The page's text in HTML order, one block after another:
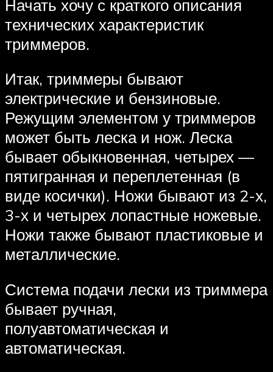
Начать хочу с краткого описания
технических характеристик
триммеров.
Итак, триммеры бывают
электрические и бензиновые.
Режущим элементом у триммеров
может быть леска и нож. Леска
бывает обыкновенная, четырех —
пятигранная и переплетенная (в
виде косички). Ножи бывают из 2-х,
3-х и четырех лопастные ножевые.
Ножи также бывают пластиковые и
металлические.
Система подачи лески из триммера
бывает ручная,
полуавтоматическая и
автоматическая.